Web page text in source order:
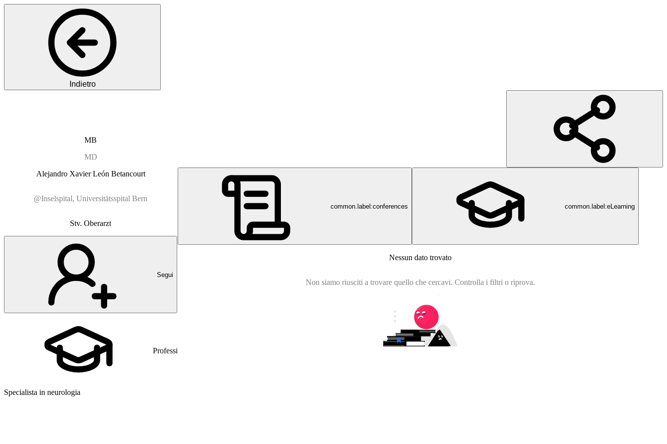
Indietro
MB
MD
Alejandro Xavier León Betancourt
@Inselspital, Universitätsspital Bern
Stv. Oberarzt
Segui
Professione
Specialista in neurologia
common.label:conferences common.label:eLearning
Nessun dato trovato
Non siamo riusciti a trovare quello che cercavi. Controlla i filtri o riprova.